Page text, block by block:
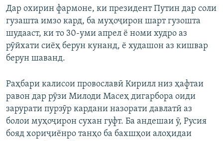
Дар охирин фармоне, ки президент Путин дар соли
гузашта имзо кард, ба муҳоҷирон шарт гузошта
шудааст, ки то 30-уми апрел ё номи худро аз
рӯйхати сиёҳ берун кунанд, ё худашон аз кишвар
берун шаванд.
Раҳбари калисои провославӣ Кирилл низ ҳафтаи
равон дар рӯзи Милоди Масеҳ дигарбора оиди
зарурати пурзӯр кардани назорати давлатӣ аз
болои муҳоҷирон сухан гуфт. Ба андешаи ӯ, Русия
бояд хориҷиёнро танҳо ба бахшҳои алоҳидаи